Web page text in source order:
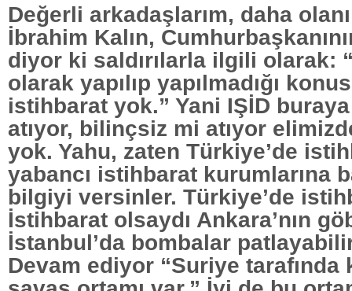
Değerli arkadaşlarım, daha
İbrahim Kalın,
diyor ki saldırılarla ilgili olarak:
olarak yapılıp yapılmadığı
istihbarat yok.” Yani IŞİD
atıyor, bilinçsiz mi atıyor
yok. Yahu, zaten Türkiye’de
yabancı istihbarat kurumlarına
bilgiyi versinler. Türkiye’de
İstihbarat olsaydı Ankara’nın
İstanbul’da bombalar
Devam ediyor “Suriye tarafında